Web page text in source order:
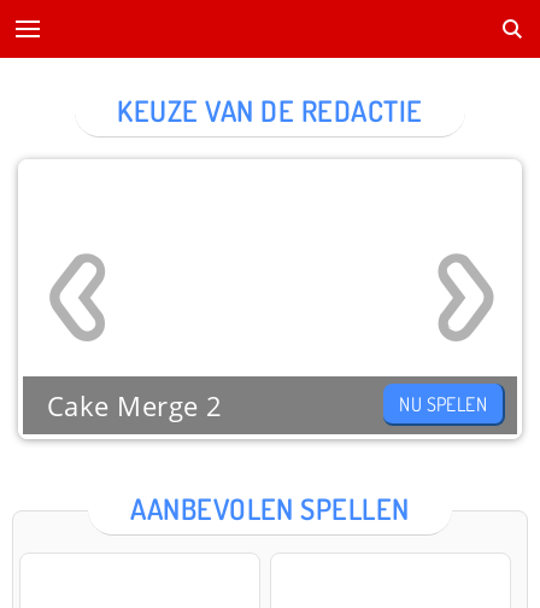
AANBEVOLEN SPELLEN
KEUZE VAN DE REDACTIE
Cake Merge 2 NU SPELEN